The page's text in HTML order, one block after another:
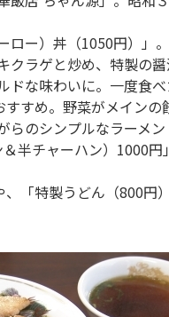
ー）丼（1050円）」
クラゲと炒め、特製の
な味わいに。一度食
すめ。野菜がメイン
らのシンプルなラーメ
半チャーハン）1000円
、「特製うどん（800